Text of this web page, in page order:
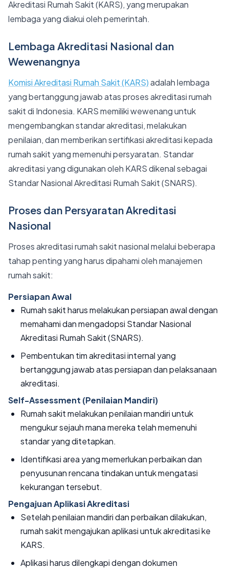
Akreditasi Rumah Sakit (KARS), yang merupakan
lembaga yang diakui oleh pemerintah.
Lembaga Akreditasi Nasional dan
Wewenangnya
Komisi Akreditasi Rumah Sakit (KARS)adalah lembaga
yang bertanggung jawab atas proses akreditasi rumah
sakit di Indonesia. KARS memiliki wewenang untuk
mengembangkan standar akreditasi, melakukan
penilaian, dan memberikan sertifikasi akreditasi kepada
rumah sakit yang memenuhi persyaratan. Standar
akreditasi yang digunakan oleh KARS dikenal sebagai
Standar Nasional Akreditasi Rumah Sakit (SNARS).
Proses dan Persyaratan Akreditasi
Nasional
Proses akreditasi rumah sakit nasional melalui beberapa
tahap penting yang harus dipahami oleh manajemen
rumah sakit:
Persiapan Awal
Rumah sakit harus melakukan persiapan awal dengan
memahami dan mengadopsi Standar Nasional
Akreditasi Rumah Sakit (SNARS).
Pembentukan tim akreditasi internal yang
bertanggung jawab atas persiapan dan pelaksanaan
akreditasi.
Self-Assessment (Penilaian Mandiri)
Rumah sakit melakukan penilaian mandiri untuk
mengukur sejauh mana mereka telah memenuhi
standar yang ditetapkan.
Identifikasi area yang memerlukan perbaikan dan
penyusunan rencana tindakan untuk mengatasi
kekurangan tersebut.
Pengajuan Aplikasi Akreditasi
Setelah penilaian mandiri dan perbaikan dilakukan,
rumah sakit mengajukan aplikasi untuk akreditasi ke
KARS.
Aplikasi harus dilengkapi dengan dokumen